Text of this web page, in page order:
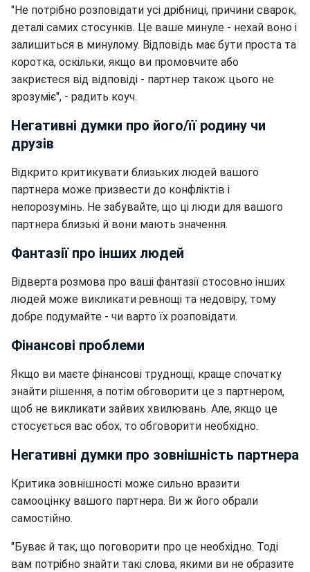
"Не потрібно розповідати усі дрібниці, причини сварок,
деталі самих стосунків. Це ваше минуле - нехай воно і
залишиться в минулому. Відповідь має бути проста та
коротка, оскільки, якщо ви промовчите або
закриєтеся від відповіді - партнер також цього не
зрозуміє", - радить коуч.
Негативні думки про його/її родину чи
друзів
Відкрито критикувати близьких людей вашого
партнера може призвести до конфліктів і
непорозумінь. Не забувайте, що ці люди для вашого
партнера близькі й вони мають значення.
Фантазії про інших людей
Відверта розмова про ваші фантазії стосовно інших
людей може викликати ревнощі та недовіру, тому
добре подумайте - чи варто їх розповідати.
Фінансові проблеми
Якщо ви маєте фінансові труднощі, краще спочатку
знайти рішення, а потім обговорити це з партнером,
щоб не викликати зайвих хвилювань. Але, якщо це
стосується вас обох, то обговорити необхідно.
Негативні думки про зовнішність партнера
Критика зовнішності може сильно вразити
самооцінку вашого партнера. Ви ж його обрали
самостійно.
"Буває й так, що поговорити про це необхідно. Тоді
вам потрібно знайти такі слова, якими ви не образите